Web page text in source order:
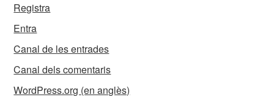
Registra
Entra
Canal de les entrades
Canal dels comentaris
WordPress.org (en anglès)